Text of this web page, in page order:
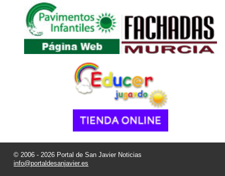
© 2006 - 2026 Portal de San Javier Noticias
info@portaldesanjavier.es